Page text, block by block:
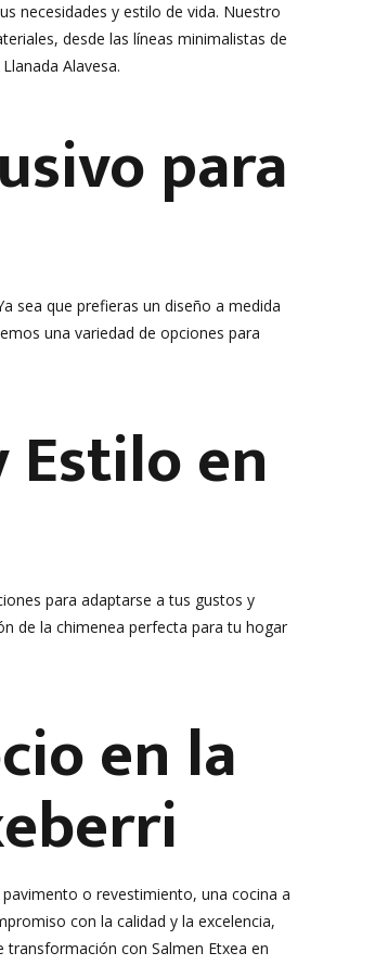
necesidades y estilo de vida. Nuestro
desde las líneas minimalistas de
Alavesa.
para
sea que prefieras un diseño a medida
una variedad de opciones para
Estilo en
para adaptarse a tus gustos y
de la chimenea perfecta para tu hogar
en la
o revestimiento, una cocina a
con la calidad y la excelencia,
con Salmen Etxea en